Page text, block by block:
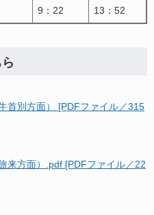
9：22 13：52
首別方面） [PDFファイル／315
来方面）.pdf [PDFファイル／22